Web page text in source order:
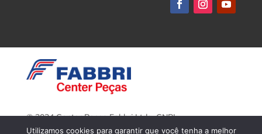
© 2024 Center Peças Fabbri Ltda. CNPJ:
56.908.650/0001-94.
Utilizamos cookies para garantir que você tenha a melhor